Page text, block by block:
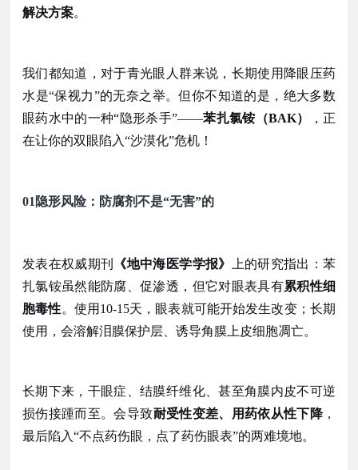
解决方案。
我们都知道，对于青光眼人群来说，长期使用降眼压药
水是“保视力”的无奈之举。但你不知道的是，绝大多数
眼药水中的一种“隐形杀手”——苯扎氯铵（BAK）
，正
在让你的双眼陷入“沙漠化”危机！
01 隐形风险：防腐剂不是“无害”的
发表在权威期刊 《地中海医学学报》
上的研究指出：苯
扎氯铵虽然能防腐、促渗透，但它对眼表具有累积性细
胞毒性。使用 10-15天，眼表就可能开始发生改变；长期
使用，会溶解泪膜保护层、诱导角膜上皮细胞凋亡。
长期下来，干眼症、结膜纤维化、甚至角膜内皮不可逆
损伤接踵而至。会导致耐受性变差、用药依从性下降，
最后陷入“不点药伤眼，点了药伤眼表”的两难境地。